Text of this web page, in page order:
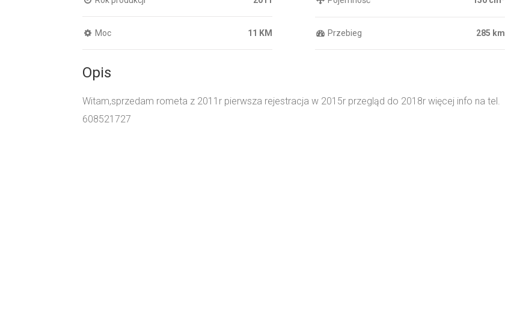
Moc 11 KM Przebieg 285 km
Opis
Witam,sprzedam rometa z 2011r pierwsza rejestracja w 2015r przegląd do 2018r więcej info na tel.
608521727